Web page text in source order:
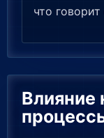
что
Влияние